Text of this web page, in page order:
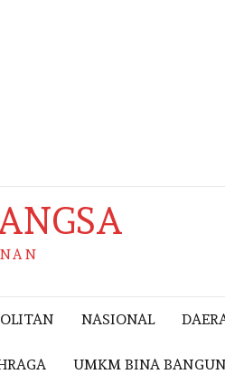
NASIONAL
UMKM BINA